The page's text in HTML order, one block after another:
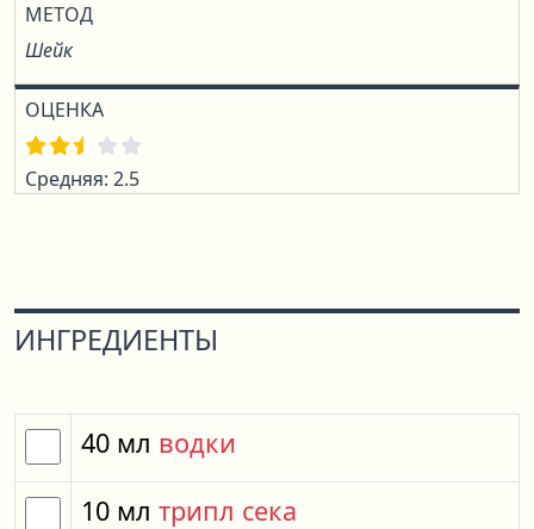
МЕТОД
Шейк
ОЦЕНКА
Средняя: 2.5
ИНГРЕДИЕНТЫ
40 мл водки
10 мл трипл сека